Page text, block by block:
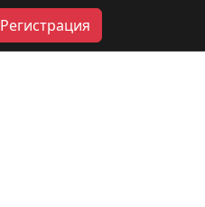
Регистрация